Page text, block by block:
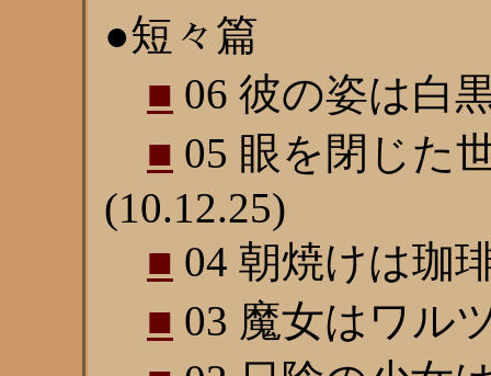
●短々篇
■ 06 彼の姿は白
■ 05 眼を閉じた
(10.12.25)
■ 04 朝焼けは珈
■ 03 魔女はワル